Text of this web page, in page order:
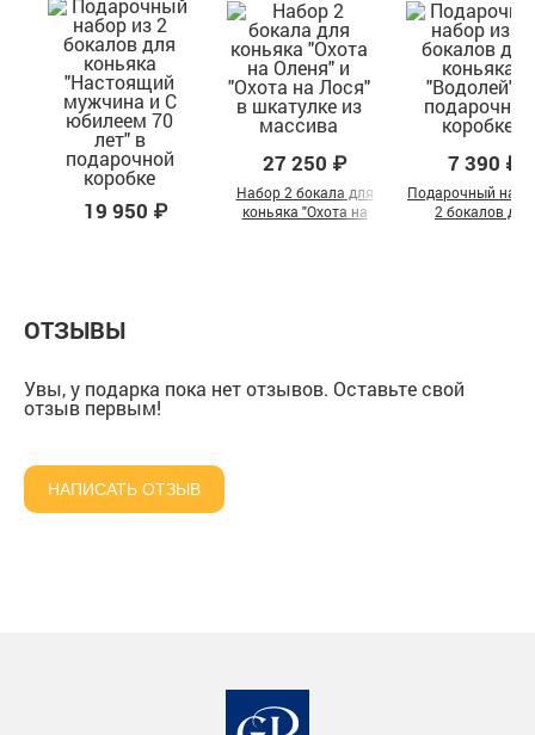
19 950 ₽
коробке
27 250 ₽
Набор 2 бокала для
коньяка "Охота на
7 390 ₽
Подарочный
2 бокалов для
ОТЗЫВЫ
Увы, у подарка пока нет отзывов. Оставьте свой
отзыв первым!
НАПИСАТЬ ОТЗЫВ